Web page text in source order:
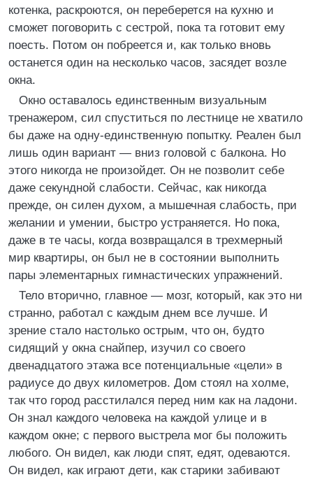
котенка, раскроются, он переберется на кухню и
сможет поговорить с сестрой, пока та готовит ему
поесть. Потом он побреется и, как только вновь
останется один на несколько часов, засядет возле
окна.
Окно оставалось единственным визуальным
тренажером, сил спуститься по лестнице не хватило
бы даже на одну-единственную попытку. Реален был
лишь один вариант — вниз головой с балкона. Но
этого никогда не произойдет. Он не позволит себе
даже секундной слабости. Сейчас, как никогда
прежде, он силен духом, а мышечная слабость, при
желании и умении, быстро устраняется. Но пока,
даже в те часы, когда возвращался в трехмерный
мир квартиры, он был не в состоянии выполнить
пары элементарных гимнастических упражнений.
Тело вторично, главное — мозг, который, как это ни
странно, работал с каждым днем все лучше. И
зрение стало настолько острым, что он, будто
сидящий у окна снайпер, изучил со своего
двенадцатого этажа все потенциальные «цели» в
радиусе до двух километров. Дом стоял на холме,
так что город расстилался перед ним как на ладони.
Он знал каждого человека на каждой улице и в
каждом окне; с первого выстрела мог бы положить
любого. Он видел, как люди спят, едят, одеваются.
Он видел, как играют дети, как старики забивают